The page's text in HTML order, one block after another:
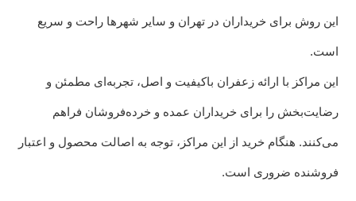
این روش برای خریداران در تهران و سایر شهرها راحت و سریع
است.
این مراکز با ارائه زعفران باکیفیت و اصل، تجربه‌ای مطمئن و
رضایت‌بخش را برای خریداران عمده و خرده‌فروشان فراهم
می‌کنند. هنگام خرید از این مراکز، توجه به اصالت محصول و اعتبار
فروشنده ضروری است.